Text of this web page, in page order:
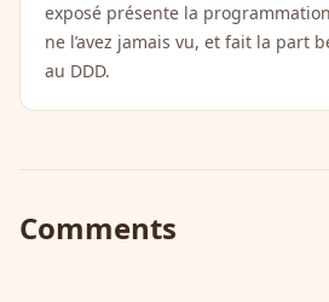
exposé présente la
ne l’avez jamais vu, et fait la part
au DDD.
Comments